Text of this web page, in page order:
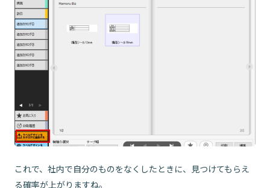
これで、社内で自分のものをなくしたときに、見つけてもらえ
る確率が上がりますね。